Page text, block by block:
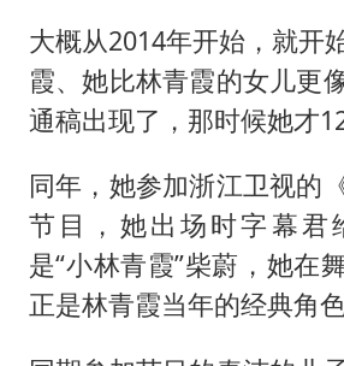
大概从2014年开始，就开
霞、她比林青霞的女儿更
通稿出现了，那时候她才
同年，她参加浙江卫视的
节目，她出场时字幕君
是“小林青霞”柴蔚，她在
正是林青霞当年的经典角色